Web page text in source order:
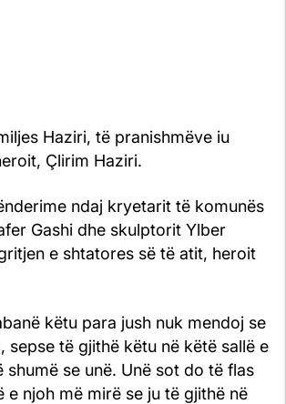
Haziri, të pranishmëve iu
Çlirim Haziri.
ndaj kryetarit të komunës
Gashi dhe skulptorit Ylber
e shtatores së të atit, heroit
këtu para jush nuk mendoj se
sepse të gjithë këtu në këtë sallë e
shumë se unë. Unë sot do të flas
e njoh më mirë se ju të gjithë në